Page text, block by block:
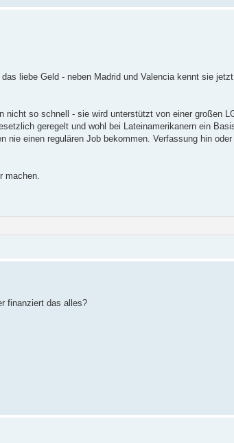
liebe Geld - neben Madrid und Valencia kennt sie jetzt
nicht so schnell - sie wird unterstützt von einer großen
geregelt und wohl bei Lateinamerikanern ein
einen regulären Job bekommen. Verfassung hin
machen.
finanziert das alles?